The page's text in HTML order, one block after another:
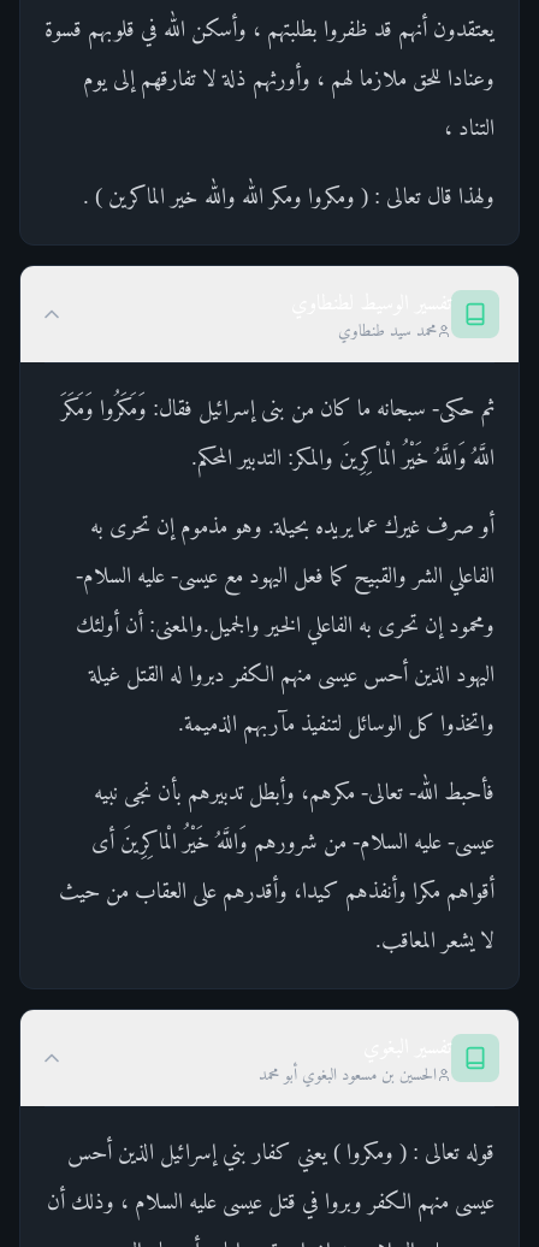
يعتقدون أنهم قد ظفروا بطلبتهم ، وأسكن الله في قلوبهم قسوة
وعنادا للحق ملازما لهم ، وأورثهم ذلة لا تفارقهم إلى يوم
التناد ،
ولهذا قال تعالى : ( ومكروا ومكر الله والله خير الماكرين ) .
محمد سيد طنطاوي
ثم حكى- سبحانه ما كان من بنى إسرائيل فقال: وَمَكَرُوا وَمَكَرَ
اللَّهُ وَاللَّهُ خَيْرُ الْماكِرِينَ والمكر: التدبير المحكم.
أو صرف غيرك عما يريده بحيلة. وهو مذموم إن تحرى به
الفاعلي الشر والقبيح كما فعل اليهود مع عيسى- عليه السلام-
ومحمود إن تحرى به الفاعلي الخير والجميل.والمعنى: أن أولئك
اليهود الذين أحس عيسى منهم الكفر دبروا له القتل غيلة
واتخذوا كل الوسائل لتنفيذ مآربهم الذميمة.
فأحبط الله- تعالى- مكرهم، وأبطل تدبيرهم بأن نجى نبيه
عيسى- عليه السلام- من شرورهم وَاللَّهُ خَيْرُ الْماكِرِينَ أى
أقواهم مكرا وأنفذهم كيدا، وأقدرهم على العقاب من حيث
لا يشعر المعاقب.
الحسين بن مسعود البغوي أبو محمد
قوله تعالى : ( ومكروا ) يعني كفار بني إسرائيل الذين أحس
عيسى منهم الكفر وبروا في قتل عيسى عليه السلام ، وذلك أن